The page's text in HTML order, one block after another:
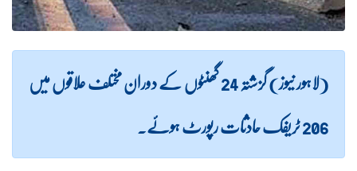
(لاہور نیوز) گزشتہ 24 گھنٹوں کے دوران مختلف علاقوں میں
206 ٹریفک حادثات رپورٹ ہوئے۔